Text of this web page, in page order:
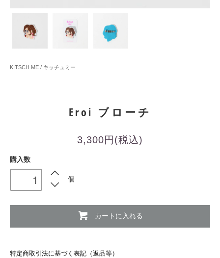
KITSCH ME / キッチュミー
Eroi ブローチ
3,300円(税込)
購入数
個
カートに入れる
特定商取引法に基づく表記（返品等）